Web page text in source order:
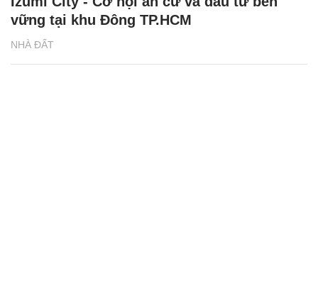
NHÀ ĐẤT
vững tại khu Đông TP.HCM